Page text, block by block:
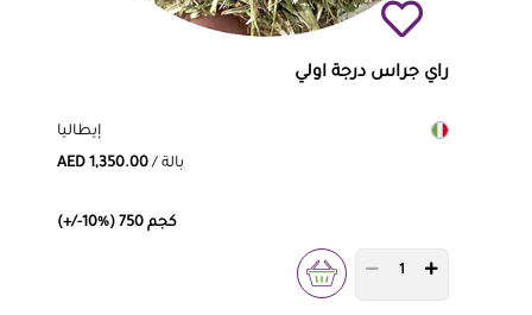
راي جراس درجة اولي
إيطاليا
AED 1,350.00
/ بالة
(+/-10%) 750 كجم
PRODUCT QUANTITY